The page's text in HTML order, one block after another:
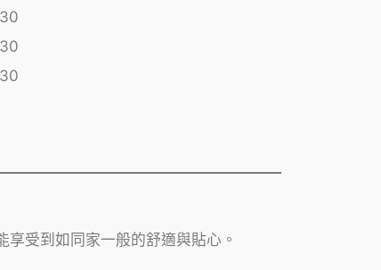
受到如同家一般的舒適與貼心。